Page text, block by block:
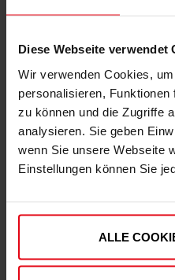
Diese Webseite verwendet
Wir verwenden Cookies,
personalisieren,
zu können und die Zugriffe
analysieren. Sie geben
wenn Sie unsere Webseite
Einstellungen können Sie
ALLE
Fortuna Plüschlöwe
(3)
€ 14,95